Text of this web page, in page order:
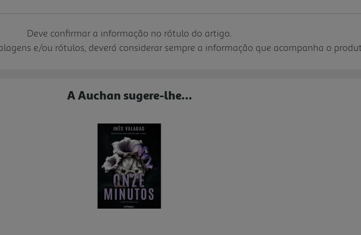
Deve confirmar a informação no rótulo do artigo.
e/ou rótulos, deverá considerar sempre a informação que acompanha o
A Auchan sugere-lhe...